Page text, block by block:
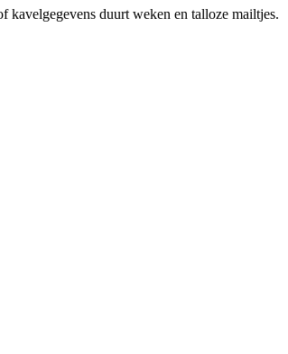
kavelgegevens duurt weken en talloze mailtjes.